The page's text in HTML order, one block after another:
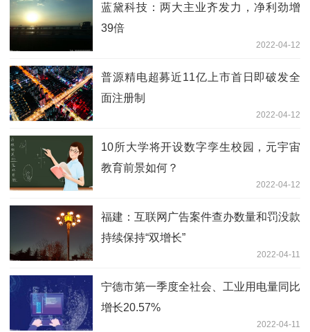
蓝黛科技：两大主业齐发力，净利劲增
39倍
2022-04-12
普源精电超募近11亿上市首日即破发全
面注册制
2022-04-12
10所大学将开设数字孪生校园，元宇宙
教育前景如何？
2022-04-12
福建：互联网广告案件查办数量和罚没款
持续保持“双增长”
2022-04-11
宁德市第一季度全社会、工业用电量同比
增长20.57%
2022-04-11